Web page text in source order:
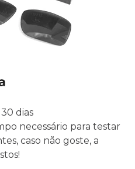
30 dias
necessário para testar
caso não goste, a